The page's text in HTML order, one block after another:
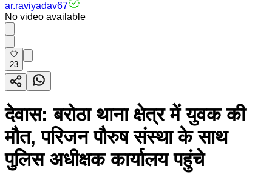
ar.raviyadav67
No video available
23
देवास: बरोठा थाना क्षेत्र में युवक की
मौत, परिजन पौरुष संस्था के साथ
पुलिस अधीक्षक कार्यालय पहुंचे